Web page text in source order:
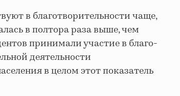
в благотворительности чаще,
в полтора раза выше, чем
принимали участие в благо­
деятельности
в целом этот показатель